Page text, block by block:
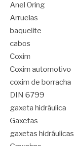
Anel Oring
Arruelas
baquelite
cabos
Coxim
Coxim automotivo
coxim de borracha
DIN 6799
gaxeta hidráulica
Gaxetas
gaxetas hidráulicas